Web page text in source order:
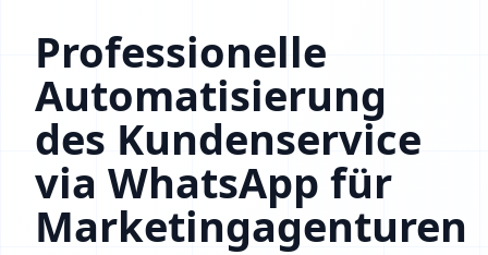
Professionelle
Automatisierung
des Kundenservice
via WhatsApp für
Marketingagenturen